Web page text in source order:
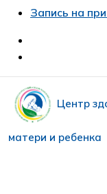
Запись на
Центр
матери и ребенка